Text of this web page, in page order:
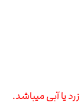
یا آبی میباشد.